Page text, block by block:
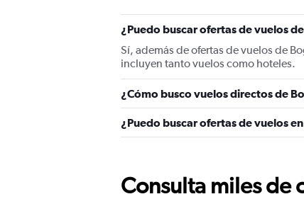
¿Puedo buscar ofertas de vuelos
Sí, además de ofertas de vuelos de
incluyen tanto vuelos como hoteles.
¿Cómo busco vuelos directos de
¿Puedo buscar ofertas de vuelos
Consulta miles de